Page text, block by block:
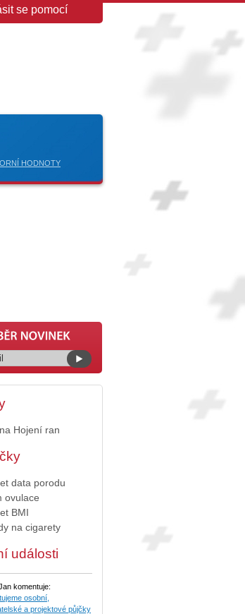
se pomocí
HODNOTY
Hojení ran
data porodu
ovulace
BMI
na cigarety
události
komentuje:
osobní,
a projektové půjčky